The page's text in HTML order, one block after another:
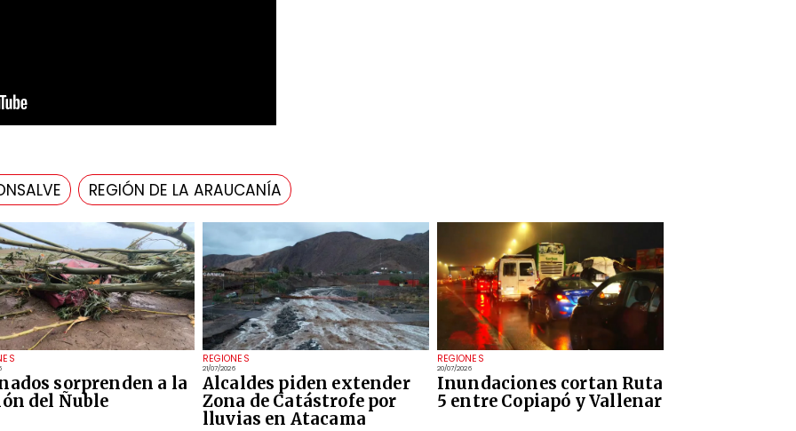
sorprenden a la
del Ñuble
REGIONES
21/07/2026
Alcaldes piden extender
Zona de Catástrofe por
lluvias en Atacama
REGIONES
20/07/2026
Inundaciones cortan Ruta
5 entre Copiapó y Vallenar
REGIÓN DE LA ARAUCANÍA